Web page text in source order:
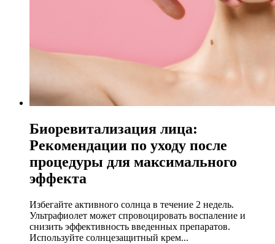
Биоревитализация лица:
Рекомендации по уходу после
процедуры для максимального
эффекта
Избегайте активного солнца в течение 2 недель.
Ультрафиолет может спровоцировать воспаление и
снизить эффективность введенных препаратов.
Используйте солнцезащитный крем...